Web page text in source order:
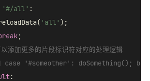
'#/all' :
'all' );
;
添加更多的片段标识符对应的处理逻辑
case '#someother': doSomething();
: